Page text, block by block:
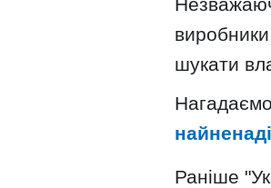
шукати
Раніше